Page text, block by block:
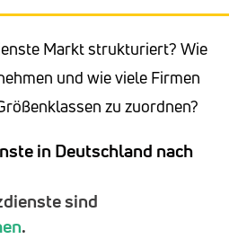
Markt strukturiert? Wie
und wie viele Firmen
zu zuordnen?
in Deutschland nach
sind
.